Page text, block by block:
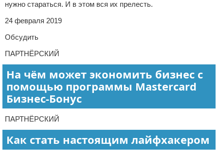
нужно стараться. И в этом вся их прелесть.
24 февраля 2019
Обсудить
ПАРТНЁРСКИЙ
На чём может экономить бизнес с
помощью программы Mastercard
Бизнес-Бонус
ПАРТНЁРСКИЙ
Как стать настоящим лайфхакером